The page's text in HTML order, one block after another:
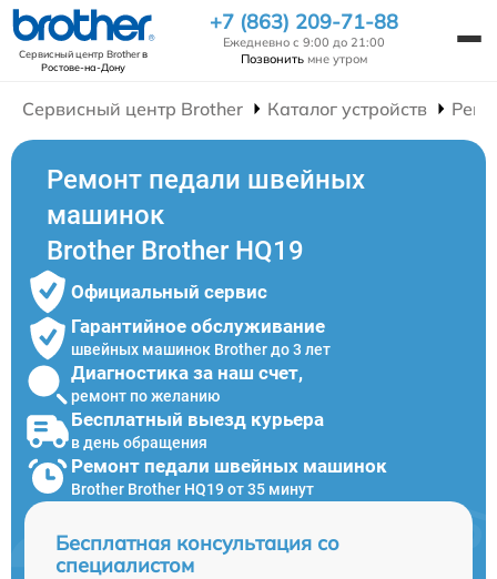
Сервисный центр Brotherв
Ростове-на-Дону
+7 (863) 209-71-88
Ежедневно с 9:00 до 21:00
Позвонить мне утром
Сервисный центр Brother Каталог устройств
Ремонт педали швейных
машинок
Brother Brother HQ19
Официальный сервис
Гарантийное обслуживание
швейных машинок Brother до 3 лет
Диагностика за наш счет,
ремонт по желанию
Бесплатный выезд курьера
в день обращения
Ремонт педали швейных машинок
Brother Brother HQ19 от 35 минут
Бесплатная консультация со
специалистом